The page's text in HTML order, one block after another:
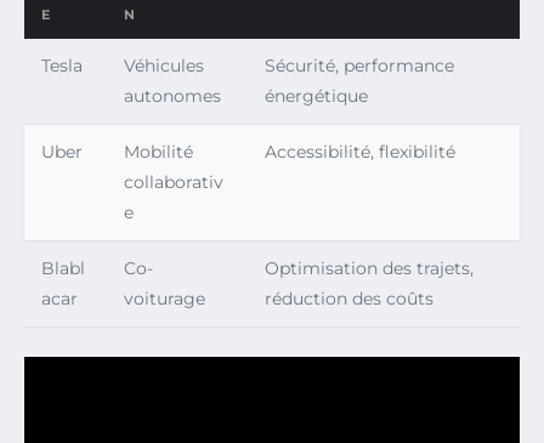
E
N
Tesla
Véhicules
autonomes
Sécurité, performance
énergétique
Uber
Mobilité
collaborativ
e
Accessibilité, flexibilité
Blabl
acar
Co-
voiturage
Optimisation des trajets,
réduction des coûts